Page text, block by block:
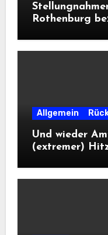
Rothenburg
Allgemein
Und wieder
(extremer)